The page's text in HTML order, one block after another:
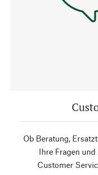
Ob Beratung,
Ihre Fragen
Customer